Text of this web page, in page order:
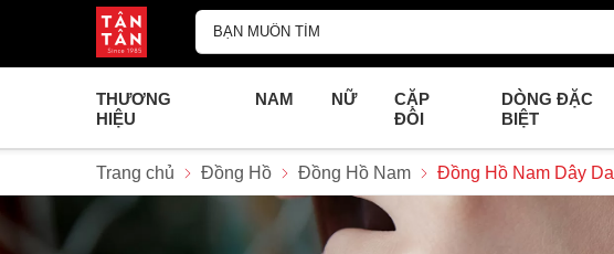
THƯƠNG
HIỆU
NAM NỮ
CẶP
ĐÔI
DÒNG ĐẶC
BIỆT
Trang chủ Đồng Hồ Đồng Hồ Nam Đồng Hồ Nam Dây Da